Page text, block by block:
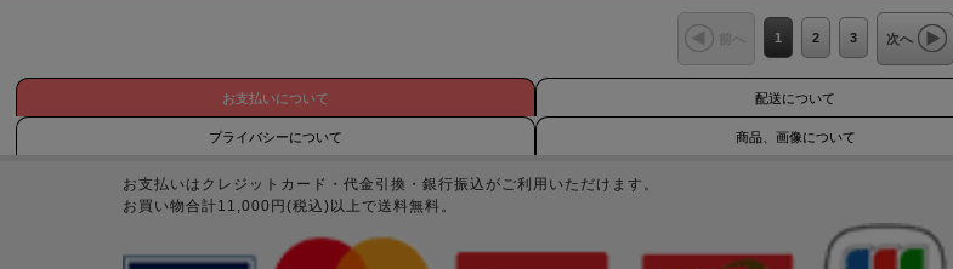
前へ 1 2 3 次へ
お支払いについて 配送について
プライバシーについて 商品、画像について
お支払いはクレジットカード・代金引換・銀行振込がご利用いただけます。
お買い物合計11,000円(税込)以上で送料無料。